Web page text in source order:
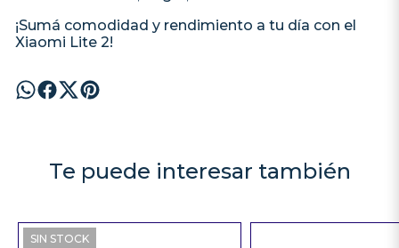
¡Sumá comodidad y rendimiento a tu día con el
Xiaomi Lite 2!
Te puede interesar también
SIN STOCK